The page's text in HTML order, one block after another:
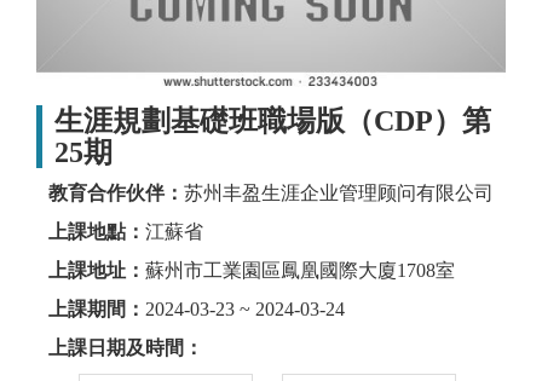
生涯規劃基礎班職場版（CDP）第
25期
教育合作伙伴： 苏州丰盈生涯企业管理顾问有限公司
上課地點： 江蘇省
上課地址： 蘇州市工業園區鳳凰國際大廈1708室
上課期間： 2024-03-23 ~ 2024-03-24
上課日期及時間：